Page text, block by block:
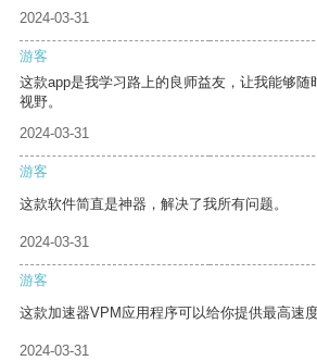
2024-03-31
游客
这款app是我学习路上的良师益友，让我能够随
视野。
2024-03-31
游客
这款软件简直是神器，解决了我所有问题。
2024-03-31
游客
这款加速器VPM应用程序可以给你提供最高速
2024-03-31